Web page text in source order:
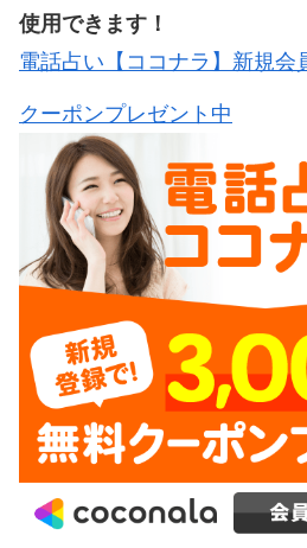
使用できます！
電話占い【ココナラ】新規会
クーポンプレゼント中